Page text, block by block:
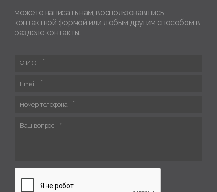
можете написать нам, воспользовавшись
контактной формой или любым другим способом в
разделе контакты.
Ф.И.О.
Email
Номер телефона
Ваш вопрос